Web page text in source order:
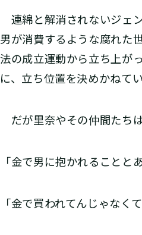
連綿と解消されないジェ
男が消費するような腐れた
法の成立運動から立ち上が
に、立ち位置を決めかねて
だが里奈やその仲間たち
「金で男に抱かれることと
「金で買われてんじゃなく